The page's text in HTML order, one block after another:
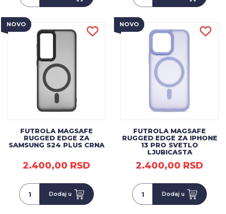
NOVO
FUTROLA MAGSAFE
RUGGED EDGE ZA
SAMSUNG S24 PLUS CRNA
2.400,00 RSD
Dodaj u
NOVO
FUTROLA MAGSAFE
RUGGED EDGE ZA IPHONE
13 PRO SVETLO
LJUBICASTA
2.400,00 RSD
Dodaj u